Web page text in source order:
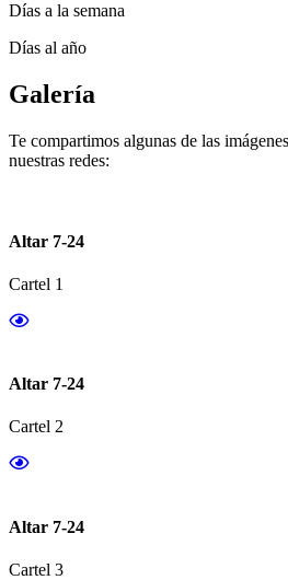
Días a la semana
Días al año
Galería
Te compartimos algunas de las
nuestras redes:
Altar 7-24
Cartel 1
Altar 7-24
Cartel 2
Altar 7-24
Cartel 3